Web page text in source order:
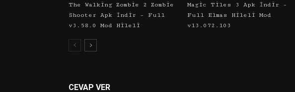
The Walking Zombie 2 Zombie
Shooter Apk İndir – Full
v3.58.0 Mod Hileli
Magic Tiles 3 Apk İndir –
Full Elmas Hileli Mod
v13.072.103
CEVAP VER